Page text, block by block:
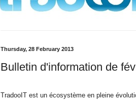
Thursday, 28 February 2013
Bulletin d'information de
TradooIT est un écosystème en pleine